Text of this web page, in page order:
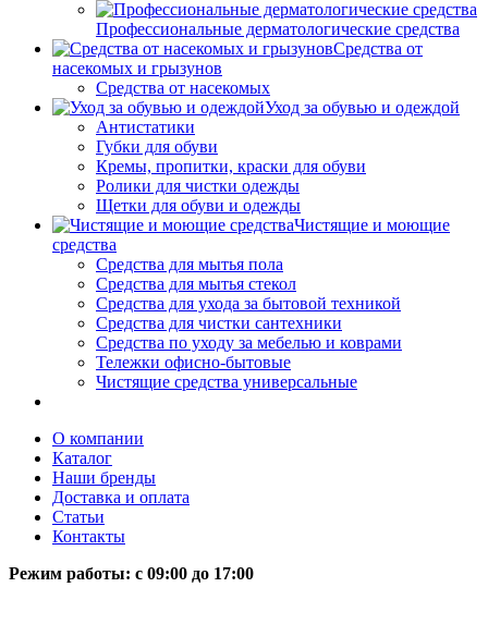
Профессиональные дерматологические средства
Средства от
насекомых и грызунов
Средства от насекомых
Уход за обувью и одеждой
Антистатики
Губки для обуви
Кремы, пропитки, краски для обуви
Ролики для чистки одежды
Щетки для обуви и одежды
Чистящие и моющие
средства
Средства для мытья пола
Средства для мытья стекол
Средства для ухода за бытовой техникой
Средства для чистки сантехники
Средства по уходу за мебелью и коврами
Тележки офисно-бытовые
Чистящие средства универсальные
О компании
Каталог
Наши бренды
Доставка и оплата
Статьи
Контакты
Режим работы: c 09:00 до 17:00